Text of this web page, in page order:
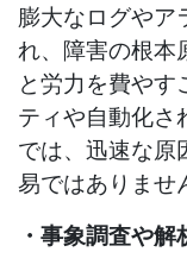
膨大なログやア
れ、障害の根本
と労力を費やす
ティや自動化さ
では、迅速な原
易ではありませ
・事象調査や